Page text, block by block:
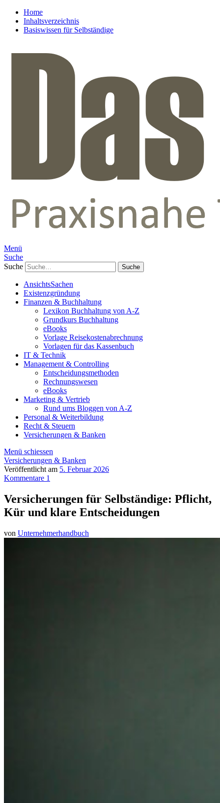
Home
Inhaltsverzeichnis
Basiswissen für Selbständige
Menü
Suche
Suche
AnsichtsSachen
Existenzgründung
Finanzen & Buchhaltung
Lexikon Buchhaltung von A-Z
Grundkurs Buchhaltung
eBooks
Vorlage Reisekostenabrechnung
Vorlagen für das Kassenbuch
IT & Technik
Management & Controlling
Entscheidungsmethoden
Rechnungswesen
eBooks
Marketing & Vertrieb
Rund ums Bloggen von A-Z
Personal & Weiterbildung
Recht & Steuern
Versicherungen & Banken
Menü schiessen
Versicherungen & Banken
Veröffentlicht am 5. Februar 2026
Kommentare 1
Versicherungen für Selbständige: Pflicht,
Kür und klare Entscheidungen
von Unternehmerhandbuch